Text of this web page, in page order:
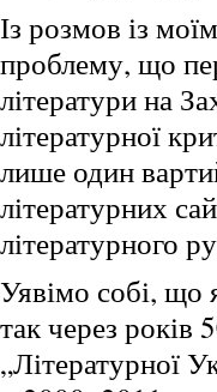
Із розмов із
проблему, що
літератури на
літературної
лише один
літературних
літературного
Уявімо собі, що
так через років
„Літературної